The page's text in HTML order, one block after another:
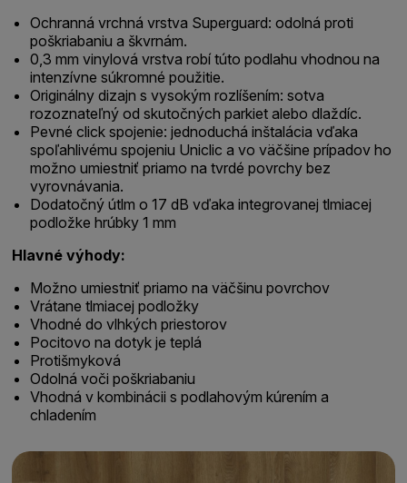
Ochranná vrchná vrstva Superguard: odolná proti
poškriabaniu a škvrnám.
0,3 mm vinylová vrstva robí túto podlahu vhodnou na
intenzívne súkromné použitie.
Originálny dizajn s vysokým rozlíšením: sotva
rozoznateľný od skutočných parkiet alebo dlaždíc.
Pevné click spojenie: jednoduchá inštalácia vďaka
spoľahlivému spojeniu Uniclic a vo väčšine prípadov ho
možno umiestniť priamo na tvrdé povrchy bez
vyrovnávania.
Dodatočný útlm o 17 dB vďaka integrovanej tlmiacej
podložke hrúbky 1 mm
Hlavné výhody:
Možno umiestniť priamo na väčšinu povrchov
Vrátane tlmiacej podložky
Vhodné do vlhkých priestorov
Pocitovo na dotyk je teplá
Protišmyková
Odolná voči poškriabaniu
Vhodná v kombinácii s podlahovým kúrením a
chladením